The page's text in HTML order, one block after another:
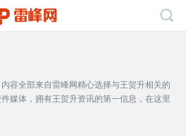
容全部来自雷峰网精心选择与王贺升相关的
媒体，拥有王贺升资讯的第一信息，在这里